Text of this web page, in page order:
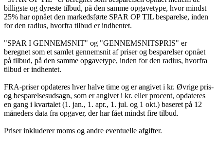
billigste og dyreste tilbud, på den samme opgavetype, hvor mindst
25% har opnået den markedsførte SPAR OP TIL besparelse, inden
for den radius, hvorfra tilbud er indhentet.
"SPAR I GENNEMSNIT" og "GENNEMSNITSPRIS" er
beregnet som et samlet gennemsnit af priser og besparelser opnået
på tilbud, på den samme opgavetype, inden for den radius, hvorfra
tilbud er indhentet.
FRA-priser opdateres hver halve time og er angivet i kr. Øvrige pris-
og besparelsesudsagn, som er angivet i kr. eller procent, opdateres
en gang i kvartalet (1. jan., 1. apr., 1. jul. og 1 okt.) baseret på 12
måneders data fra opgaver, der har fået mindst fire tilbud.
Priser inkluderer moms og andre eventuelle afgifter.